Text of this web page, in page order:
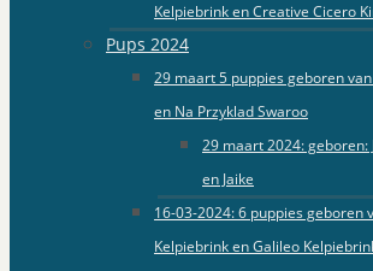
Kelpiebrink en Creative Cicero
Pups 2024
29 maart 5 puppies geboren
en Na Przyklad Swaroo
29 maart 2024: geboren:
en Jaike
16-03-2024: 6 puppies geboren
Kelpiebrink en Galileo